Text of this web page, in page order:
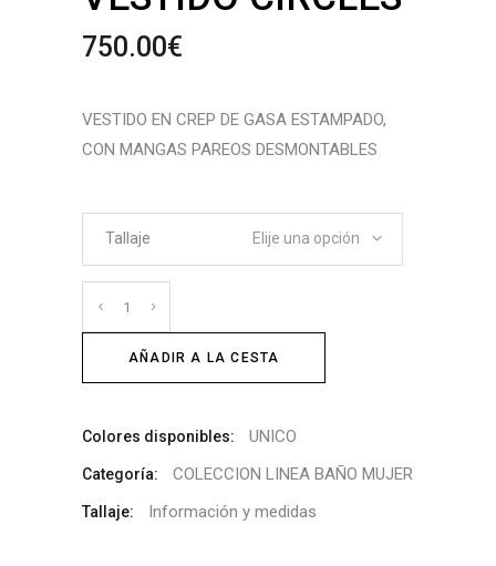
750.00€
VESTIDO EN CREP DE GASA ESTAMPADO,
CON MANGAS PAREOS DESMONTABLES
Tallaje Elije una opción
Cantidad
AÑADIR A LA CESTA
Colores disponibles: UNICO
Categoría: COLECCION LINEA BAÑO MUJER
Tallaje: Información y medidas